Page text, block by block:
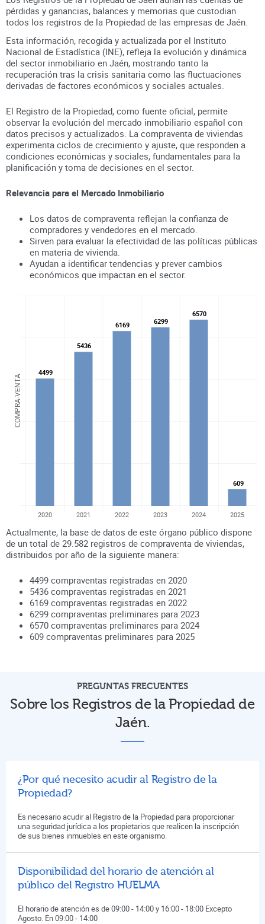
pérdidas y ganancias, balances y memorias que custodian
todos los registros de la Propiedad de las empresas de Jaén
Esta información, recogida y actualizada por el Instituto
Nacional de Estadística (INE), refleja la evolución y dinámica
del sector inmobiliario en Jaén, mostrando tanto la
recuperación tras la crisis sanitaria como las fluctuaciones
derivadas de factores económicos y sociales actuales.
El Registro de la Propiedad, como fuente oficial, permite
observar la evolución del mercado inmobiliario español con
datos precisos y actualizados. La compraventa de viviendas
experimenta ciclos de crecimiento y ajuste, que responden a
condiciones económicas y sociales, fundamentales para la
planificación y toma de decisiones en el sector.
Relevancia para el Mercado Inmobiliario
Los datos de compraventa reflejan la confianza de
compradores y vendedores en el mercado.
Sirven para evaluar la efectividad de las políticas públicas
en materia de vivienda.
Ayudan a identificar tendencias y prever cambios
económicos que impactan en el sector.
COMPRA-VENTA
4499
4499
5436
5436
6169
6169 6299
6299
6570
6570
609
609
2020 2021 2022 2023 2024 2025
Actualmente, la base de datos de este órgano público dispone
de un total de 29.582 registros de compraventa de viviendas,
distribuidos por año de la siguiente manera:
4499 compraventas registradas en 2020
5436 compraventas registradas en 2021
6169 compraventas registradas en 2022
6299 compraventas preliminares para 2023
6570 compraventas preliminares para 2024
609 compraventas preliminares para 2025
PREGUNTAS FRECUENTES
Sobre los Registros de la Propiedad de
Jaén.
¿Por qué necesito acudir al Registro de la
Propiedad?
Es necesario acudir al Registro de la Propiedad para proporcionar
una seguridad jurídica a los propietarios que realicen la inscripción
de sus bienes inmuebles en este organismo.
Disponibilidad del horario de atención al
público del Registro HUELMA
El horario de atención es de 09:00 - 14:00 y 16:00 - 18:00 Excepto
Agosto. En 09:00 - 14:00